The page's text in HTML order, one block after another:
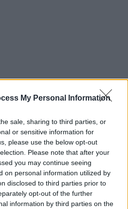
My Personal Information
sale, sharing to third parties, or
or sensitive information for
please use the below opt-out
Please note that after your
you may continue seeing
on personal information utilized by
disclosed to third parties prior to
opt-out of the further
information by third parties on the